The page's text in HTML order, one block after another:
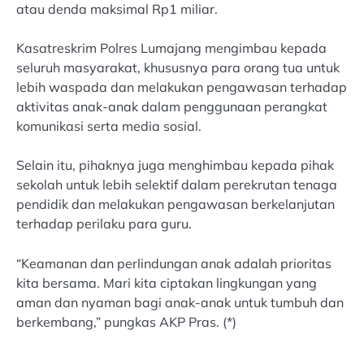
atau denda maksimal Rp1 miliar.
Kasatreskrim Polres Lumajang mengimbau kepada
seluruh masyarakat, khususnya para orang tua untuk
lebih waspada dan melakukan pengawasan terhadap
aktivitas anak-anak dalam penggunaan perangkat
komunikasi serta media sosial.
Selain itu, pihaknya juga menghimbau kepada pihak
sekolah untuk lebih selektif dalam perekrutan tenaga
pendidik dan melakukan pengawasan berkelanjutan
terhadap perilaku para guru.
“Keamanan dan perlindungan anak adalah prioritas
kita bersama. Mari kita ciptakan lingkungan yang
aman dan nyaman bagi anak-anak untuk tumbuh dan
berkembang,” pungkas AKP Pras. (*)